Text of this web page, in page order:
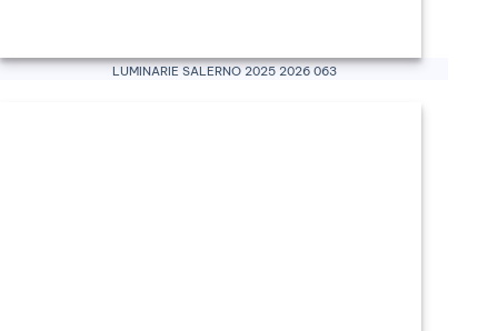
Luminarie Salerno 2025 2026 063